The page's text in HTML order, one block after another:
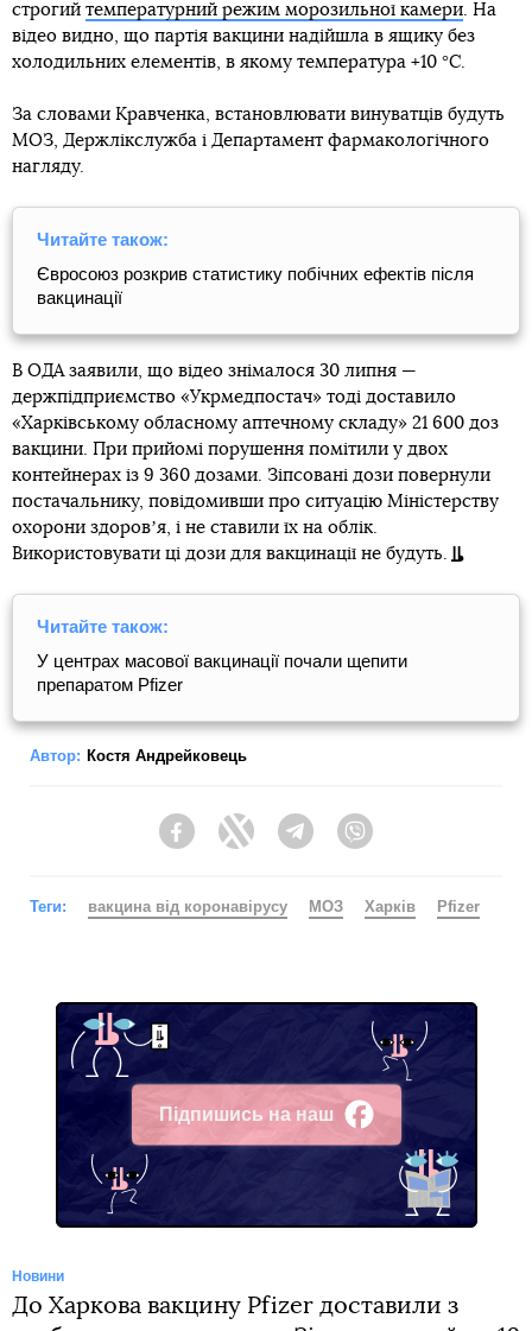
строгий температурний режим морозильної камери. На
відео видно, що партія вакцини надійшла в ящику без
холодильних елементів, в якому температура +10 °C.
За словами Кравченка, встановлювати винуватців будуть
МОЗ, Держлікслужба і Департамент фармакологічного
нагляду.
Читайте також:
Євросоюз розкрив статистику побічних ефектів після
вакцинації
В ОДА заявили, що відео знімалося 30 липня —
держпідприємство «Укрмедпостач» тоді доставило
«Харківському обласному аптечному складу» 21 600 доз
вакцини. При прийомі порушення помітили у двох
контейнерах із 9 360 дозами. Зіпсовані дози повернули
постачальнику, повідомивши про ситуацію Міністерству
охорони здоровʼя, і не ставили їх на облік.
Використовувати ці дози для вакцинації не будуть.
Читайте також:
У центрах масової вакцинації почали щепити
препаратом Pfizer
Автор: Костя Андрейковець
FacebookTwitter Telegram
Теги: вакцина від коронавірусу МОЗ Харків Pfizer
Підпишись на наш
Facebook
Новини
До Харкова вакцину Pfizer доставили з